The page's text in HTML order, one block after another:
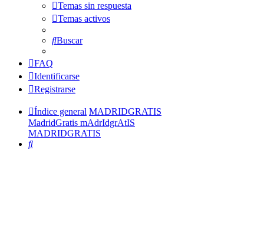
Temas sin respuesta
Temas activos
Buscar
FAQ
Identificarse
Registrarse
Índice general MADRIDGRATIS
MadridGratis mAdrIdgrAtIS
MADRIDGRATIS
Buscar